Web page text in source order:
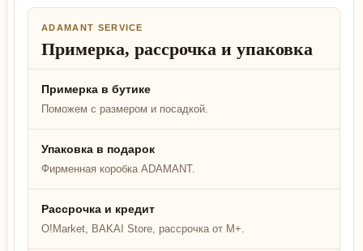
ADAMANT SERVICE
Примерка, рассрочка и упаковка
Примерка в бутике
Поможем с размером и посадкой.
Упаковка в подарок
Фирменная коробка ADAMANT.
Рассрочка и кредит
O!Market, BAKAI Store, рассрочка от M+.